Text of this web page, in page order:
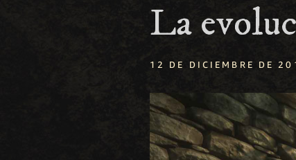
La
12 DE DICIEMBRE DE